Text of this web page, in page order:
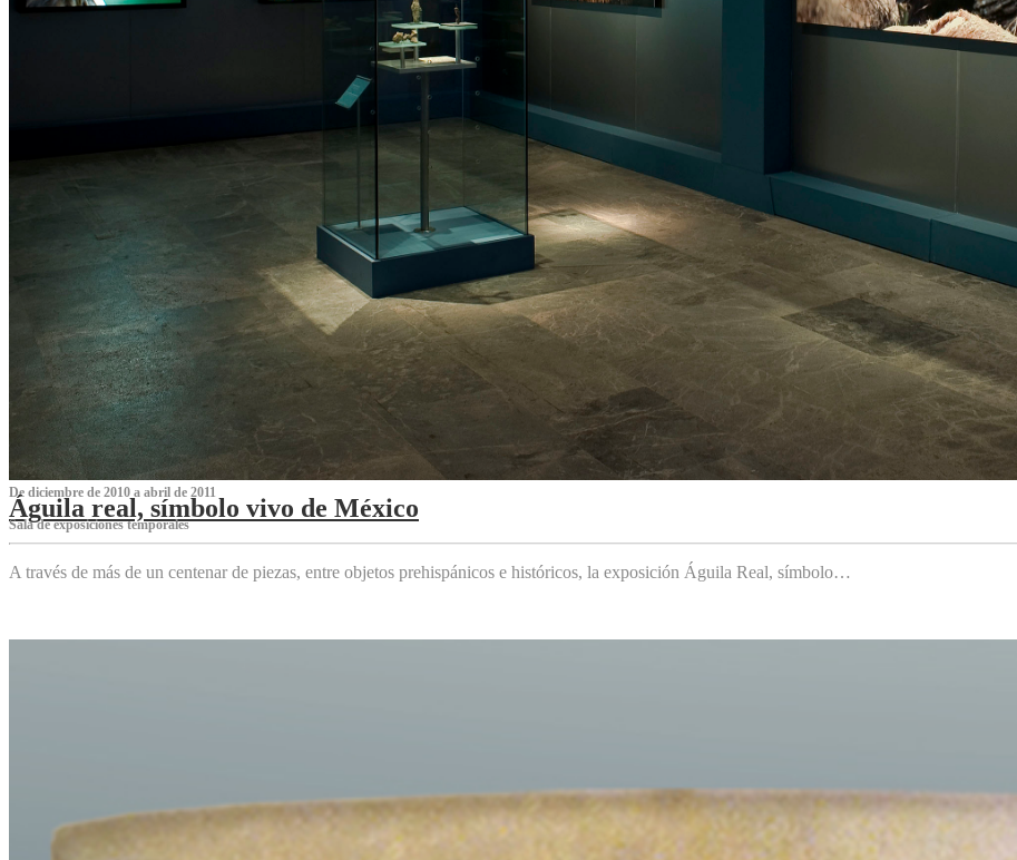
De diciembre de 2010 a abril de 2011
Águila real, símbolo vivo de México
Sala de exposiciones temporales
A través de más de un centenar de piezas, entre objetos prehispánicos e históricos, la exposición Águila Real, símbolo…